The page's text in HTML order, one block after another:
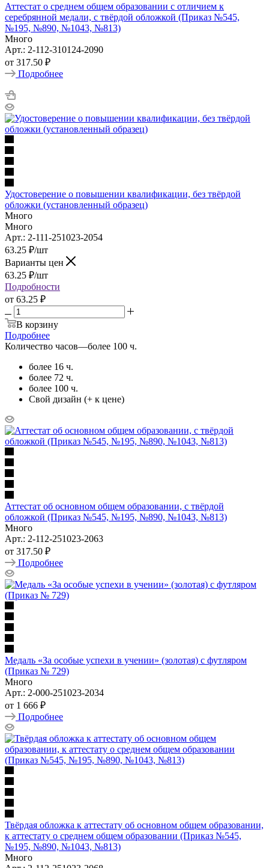
Аттестат о среднем общем образовании с отличием к
серебрянной медали, с твёрдой обложкой (Приказ №545,
№195, №890, №1043, №813)
Много
Арт.: 2-112-310124-2090
от 317.50 ₽
Подробнее
Удостоверение о повышении квалификации, без твёрдой
обложки (установленный образец)
Много
Много
Арт.: 2-111-251023-2054
63.25 ₽/шт
Варианты цен
63.25 ₽/шт
Подробности
от 63.25 ₽
В корзину
Подробнее
Количество часов—более 100 ч.
более 16 ч.
более 72 ч.
более 100 ч.
Свой дизайн (+ к цене)
Аттестат об основном общем образовании, с твёрдой
обложкой (Приказ №545, №195, №890, №1043, №813)
Много
Арт.: 2-112-251023-2063
от 317.50 ₽
Подробнее
Медаль «За особые успехи в учении» (золотая) с футляром
(Приказ № 729)
Много
Арт.: 2-000-251023-2034
от 1 666 ₽
Подробнее
Твёрдая обложка к аттестату об основном общем образовании,
к аттестату о среднем общем образовании (Приказ №545,
№195, №890, №1043, №813)
Много